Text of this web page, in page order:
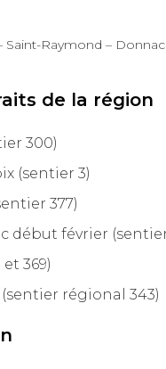
Saint-Raymond –
de la région
300)
(sentier 3)
377)
début février
369)
régional 343)